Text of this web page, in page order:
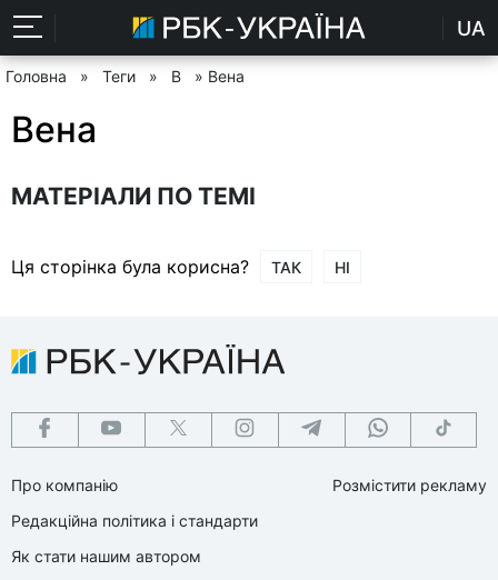
UA
Головна » Теги » В » Вена
Вена
МАТЕРІАЛИ ПО ТЕМІ
Ця сторінка була корисна? ТАК НІ
Про компанію
Редакційна політика і стандарти
Як стати нашим автором
Розмістити рекламу